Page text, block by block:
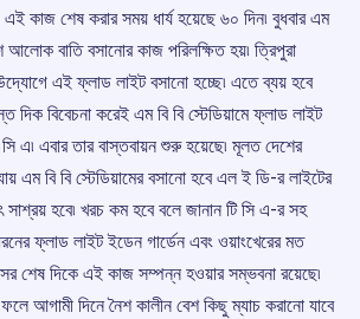
কাজ শেষ করার সময় ধার্য হয়েছে ৬০ দিন৷ বুধবার এম
আলোক বাতি বসানোর কাজ পরিলক্ষিত হয়৷ ত্রিপুরা
এই ফ্লাড লাইট বসানো হচ্ছে৷ এতে ব্যয় হবে
দিক বিবেচনা করেই এম বি বি স্টেডিয়ামে ফ্লাড লাইট
এ৷ এবার তার বাস্তবায়ন শুরু হয়েছে৷ মূলত দেশের
এম বি বি স্টেডিয়ামের বসানো হবে এল ই ডি-র লাইটের
হবে৷ খরচ কম হবে বলে জানান টি সি এ-র সহ
ফ্লাড লাইট ইডেন গার্ডেন এবং ওয়াংখেরের মত
শেষ দিকে এই কাজ সম্পন্ন হওয়ার সম্ভবনা রয়েছে৷
আগামী দিনে নৈশ কালীন বেশ কিছু ম্যাচ করানো যাবে